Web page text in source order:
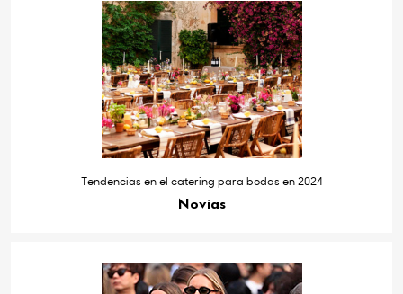
Tendencias en el catering para bodas en 2024
Novias